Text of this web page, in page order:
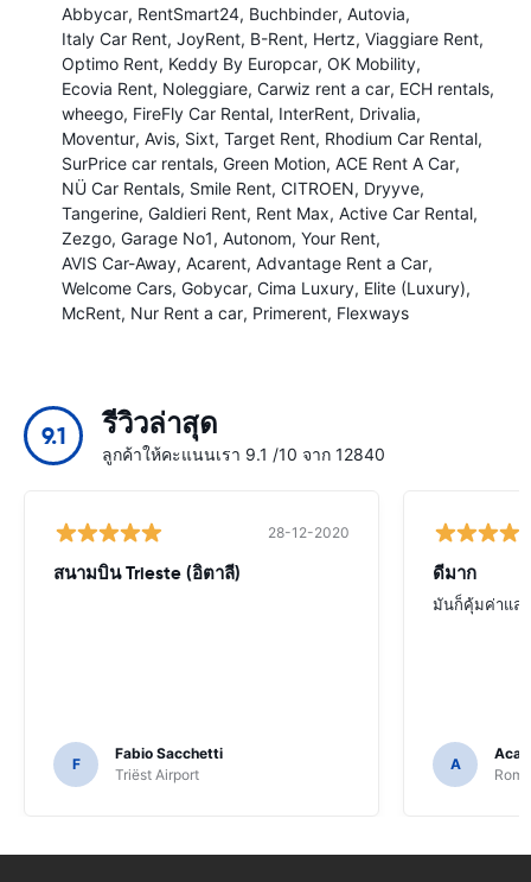
Abbycar RentSmart24 Buchbinder Autovia
Italy Car Rent JoyRent B-Rent Hertz Viaggiare Rent
Optimo Rent Keddy By Europcar OK Mobility
Ecovia Rent Noleggiare Carwiz rent a car ECH rentals
wheego FireFly Car Rental InterRent Drivalia
Moventur Avis Sixt Target Rent Rhodium Car Rental
SurPrice car rentals Green Motion ACE Rent A Car
NÜ Car Rentals Smile Rent CITROEN Dryyve
Tangerine Galdieri Rent Rent Max Active Car Rental
Zezgo Garage No1 Autonom Your Rent
AVIS Car-Away Acarent Advantage Rent a Car
Welcome Cars Gobycar Cima Luxury Elite (Luxury)
McRent Nur Rent a car Primerent Flexways
9.1 รีวิวล่าสุด
ลูกค้าให้คะแนนเรา 9.1 /10 จาก 12840
28-12-2020
สนามบิน Trieste (อิตาลี)
F
Fabio Sacchetti
Triëst Airport
ดีมาก
มันก็คุ้มค่าแล
A